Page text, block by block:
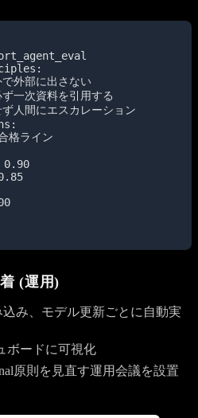
外部に出さない
一次資料を引用する
人間にエスカレーション
格ライン
0.90
(運用)
み、モデル更新ごとに自動実
ボードに可視化
原則を見直す運用会議を設置